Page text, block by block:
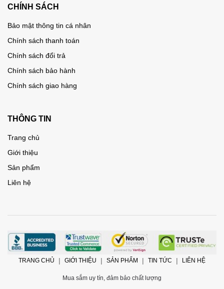
CHÍNH SÁCH
Bảo mật thông tin cá nhân
Chính sách thanh toán
Chính sách đổi trả
Chính sách bảo hành
Chính sách giao hàng
THÔNG TIN
Trang chủ
Giới thiệu
Sản phẩm
Liên hệ
TRANG CHỦ GIỚI THIỆU SẢN PHẨM TIN TỨC LIÊN HỆ
Mua sắm uy tín, đảm bảo chất lượng